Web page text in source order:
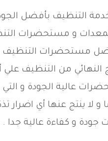
التنظيف بأفضل
و مستحضرات
مستحضرات التنظيف
النهائي من التنظيف
عالية الجودة و
و لا ينتج عنها أي اضرار
جودة و كفاءة عالية جدا .